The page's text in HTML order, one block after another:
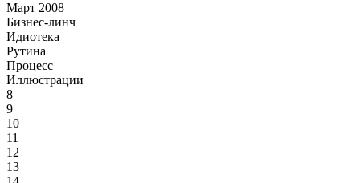
Март 2008
Бизнес-линч
Идиотека
Рутина
Процесс
Иллюстрации
8
9
10
11
12
13